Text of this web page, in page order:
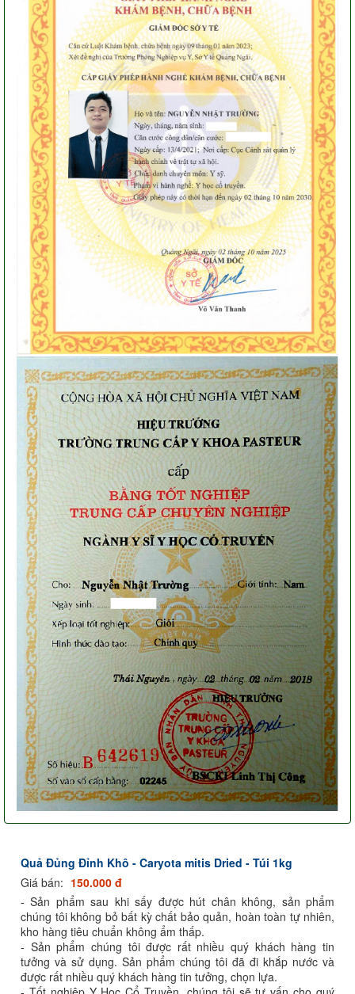
Quả Đủng Đỉnh Khô - Caryota mitis Dried - Túi 1kg
Giá bán: 150.000 đ
- Sản phẩm sau khi sấy được hút chân không, sản phẩm
chúng tôi không bỏ bất kỳ chất bảo quản, hoàn toàn tự nhiên,
kho hàng tiêu chuẩn không ẩm thấp.
- Sản phẩm chúng tôi được rất nhiều quý khách hàng tin
tưởng và sử dụng. Sản phẩm chúng tôi đã đi khắp nước và
được rất nhiều quý khách hàng tin tưởng, chọn lựa.